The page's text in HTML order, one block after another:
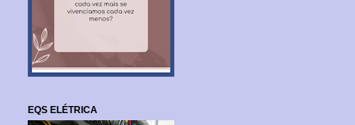
EQS ELÉTRICA